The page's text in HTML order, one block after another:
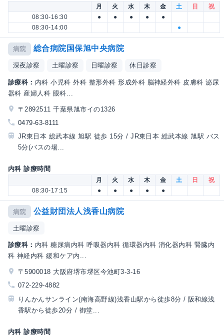
月 火 水 木 金 土 日
祝
08:30-16:30
● ● ● ●
●
08:30-14:00
●
病院 総合病院国保旭中央病院
深夜診察 土曜診察 日曜診察 休日診察
診療科： 内科 小児科 外科 整形外科 形成外科 脳神経外科 皮膚科 泌尿
器科 産婦人科 眼科...
〒2892511 千葉県旭市イの1326
0479-63-8111
JR東日本 総武本線 旭駅 徒歩 15分 / JR東日本 総武本線 旭駅 バス
5分(バスの場...
内科 診療時間
月 火 水 木 金 土 日
祝
08:30-17:15
● ● ● ● ●
病院 公益財団法人浅香山病院
土曜診察
診療科： 内科 糖尿病内科 呼吸器内科 循環器内科 消化器内科 腎臓内
科 神経内科 緩和ケア内...
〒5900018 大阪府堺市堺区今池町3-3-16
072-229-4882
りんかんサンライン(南海高野線)浅香山駅から徒歩8分 / 阪和線浅
香駅から徒歩20分 / 御堂...
内科 診療時間